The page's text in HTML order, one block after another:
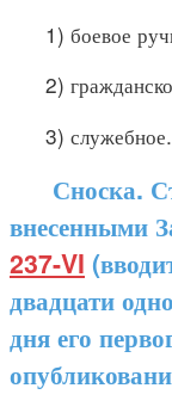
1) боевое
2)
3) служебное.
Сноска.
внесенными
237-VI
двадцати
дня его